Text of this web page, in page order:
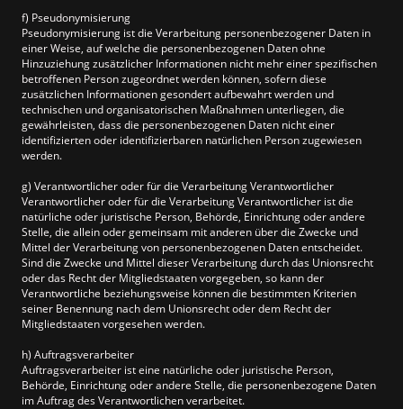
f) Pseudonymisierung
Pseudonymisierung ist die Verarbeitung personenbezogener Daten in
einer Weise, auf welche die personenbezogenen Daten ohne
Hinzuziehung zusätzlicher Informationen nicht mehr einer spezifischen
betroffenen Person zugeordnet werden können, sofern diese
zusätzlichen Informationen gesondert aufbewahrt werden und
technischen und organisatorischen Maßnahmen unterliegen, die
gewährleisten, dass die personenbezogenen Daten nicht einer
identifizierten oder identifizierbaren natürlichen Person zugewiesen
werden.
g) Verantwortlicher oder für die Verarbeitung Verantwortlicher
Verantwortlicher oder für die Verarbeitung Verantwortlicher ist die
natürliche oder juristische Person, Behörde, Einrichtung oder andere
Stelle, die allein oder gemeinsam mit anderen über die Zwecke und
Mittel der Verarbeitung von personenbezogenen Daten entscheidet.
Sind die Zwecke und Mittel dieser Verarbeitung durch das Unionsrecht
oder das Recht der Mitgliedstaaten vorgegeben, so kann der
Verantwortliche beziehungsweise können die bestimmten Kriterien
seiner Benennung nach dem Unionsrecht oder dem Recht der
Mitgliedstaaten vorgesehen werden.
h) Auftragsverarbeiter
Auftragsverarbeiter ist eine natürliche oder juristische Person,
Behörde, Einrichtung oder andere Stelle, die personenbezogene Daten
im Auftrag des Verantwortlichen verarbeitet.